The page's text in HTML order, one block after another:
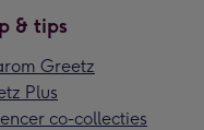
& tips
Greetz
Plus
co-collecties